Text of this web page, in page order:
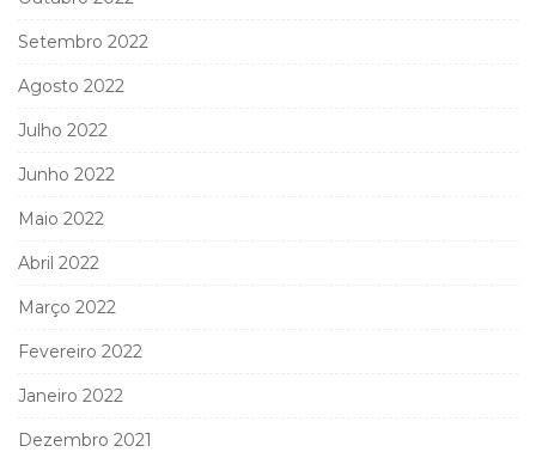
Setembro 2022
Agosto 2022
Julho 2022
Junho 2022
Maio 2022
Abril 2022
Março 2022
Fevereiro 2022
Janeiro 2022
Dezembro 2021